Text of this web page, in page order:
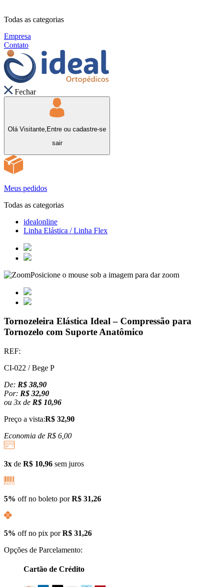
Todas as categorias
Empresa
Contato
Fechar
Olá Visitante, Entre ou cadastre-se
sair
Meus pedidos
Todas as categorias
idealonline
Linha Elástica / Linha Flex
Posicione o mouse sob a imagem para dar zoom
Tornozeleira Elástica Ideal – Compressão para
Tornozelo com Suporte Anatômico
REF:
CI-022 / Bege P
De: R$ 38,90
Por: R$ 32,90
ou 3x de R$ 10,96
Preço a vista:R$ 32,90
Economia de R$ 6,00
3x de R$ 10,96 sem juros
5% off no boleto porR$ 31,26
5% off no pix porR$ 31,26
Opções de Parcelamento:
Cartão de Crédito